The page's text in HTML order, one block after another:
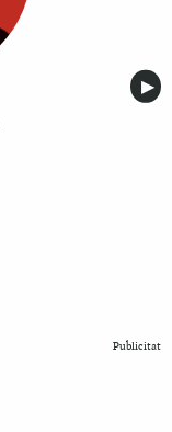
▶︎
Publicitat